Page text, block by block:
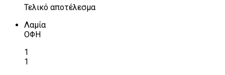
Τελικό αποτέλεσμα
Λαμία
ΟΦΗ
1
1